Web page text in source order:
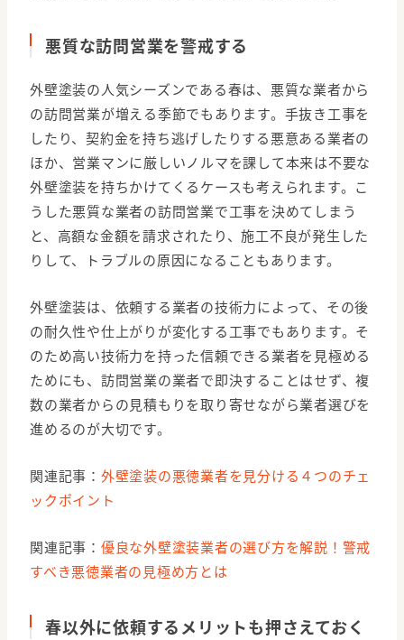
悪質な訪問営業を警戒する
外壁塗装の人気シーズンである春は、悪質な業者から
の訪問営業が増える季節でもあります。手抜き工事を
したり、契約金を持ち逃げしたりする悪意ある業者の
ほか、営業マンに厳しいノルマを課して本来は不要な
外壁塗装を持ちかけてくるケースも考えられます。こ
うした悪質な業者の訪問営業で工事を決めてしまう
と、高額な金額を請求されたり、施工不良が発生した
りして、トラブルの原因になることもあります。
外壁塗装は、依頼する業者の技術力によって、その後
の耐久性や仕上がりが変化する工事でもあります。そ
のため高い技術力を持った信頼できる業者を見極める
ためにも、訪問営業の業者で即決することはせず、複
数の業者からの見積もりを取り寄せながら業者選びを
進めるのが大切です。
関連記事： 外壁塗装の悪徳業者を見分ける４つのチェ
ックポイント
関連記事： 優良な外壁塗装業者の選び方を解説！警戒
すべき悪徳業者の見極め方とは
春以外に依頼するメリットも押さえておく